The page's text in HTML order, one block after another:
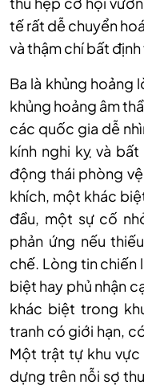
tế rất dễ chuyển
và thậm chí bất
Ba là khủng hoảng
khủng hoảng âm
các quốc gia dễ
kính nghi kỵ và
động thái phòng
khích, một khác
đầu, một sự cố
phản ứng nếu
chế. Lòng tin chiến
biệt hay phủ nhận
khác biệt trong
tranh có giới hạn,
Một trật tự khu
dựng trên nỗi sợ